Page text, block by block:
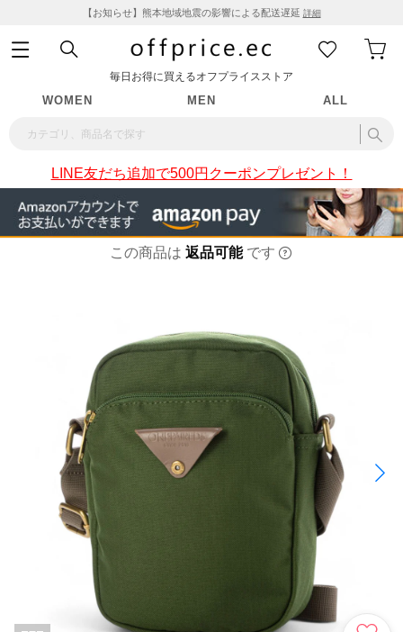
【お知らせ】熊本地域地震の影響による配送遅延 詳細
毎日お得に買えるオフプライスストア
WOMEN MEN ALL
LINE友だち追加で500円クーポンプレゼント！
この商品は 返品可能 です